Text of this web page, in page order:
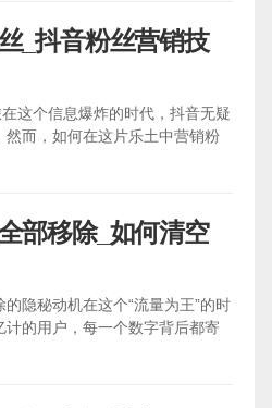
_抖音粉丝营销技
这个信息爆炸的时代，抖音无疑
然而，如何在这片乐土中营销粉
部移除_如何清空
隐秘动机在这个“流量为王”的时
的用户，每一个数字背后都寄